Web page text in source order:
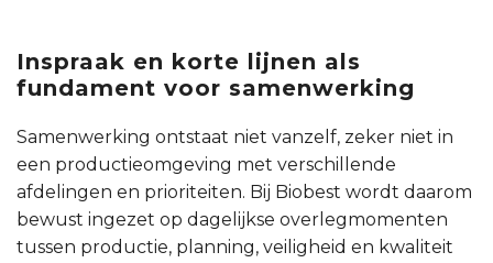
Inspraak en korte lijnen als
fundament voor samenwerking
Samenwerking ontstaat niet vanzelf, zeker niet in
een productieomgeving met verschillende
afdelingen en prioriteiten. Bij Biobest wordt daarom
bewust ingezet op dagelijkse overlegmomenten
tussen productie, planning, veiligheid en kwaliteit